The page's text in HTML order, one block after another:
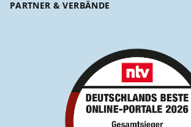
PARTNER & VERBÄNDE